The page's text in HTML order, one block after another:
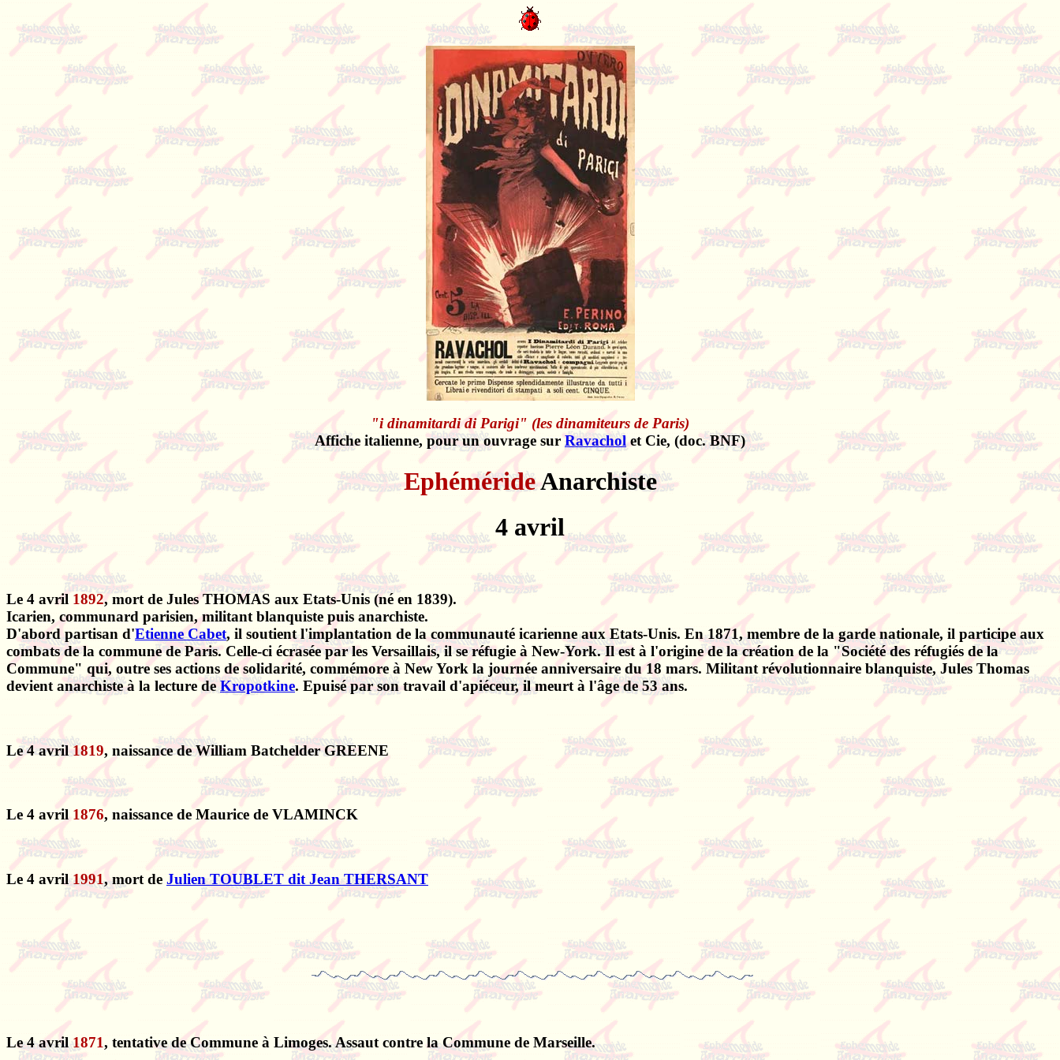
"i dinamitardi di Parigi" (les dinamiteurs de Paris)
Affiche italienne, pour un ouvrage surRavacholet Cie, (doc. BNF)
EphémérideAnarchiste
4 avril
Le 4 avril 1892, mort de Jules THOMAS aux Etats-Unis (né en 1839).
Icarien, communard parisien, militant blanquiste puis anarchiste.
D'abord partisan d'Etienne Cabet, il soutient l'implantation de la communauté icarienne aux Etats-Unis. En 1871, membre de la garde nationale, il participe aux
combats de la commune de Paris. Celle-ci écrasée par les Versaillais, il se réfugie à New-York. Il est à l'origine de la création de la "Société des réfugiés de la
Commune" qui, outre ses actions de solidarité, commémore à New York la journée anniversaire du 18 mars. Militant révolutionnaire blanquiste, Jules Thomas
devient anarchiste à la lecture deKropotkine. Epuisé par son travail d'apiéceur, il meurt à l'âge de 53 ans.
Le 4 avril1819, naissance de William Batchelder GREENE
Le 4 avril1876, naissance de Maurice de VLAMINCK
Le 4 avril1991, mort de Julien TOUBLET dit Jean THERSANT
Le 4 avril1871, tentative de Commune à Limoges. Assaut contre la Commune de Marseille.